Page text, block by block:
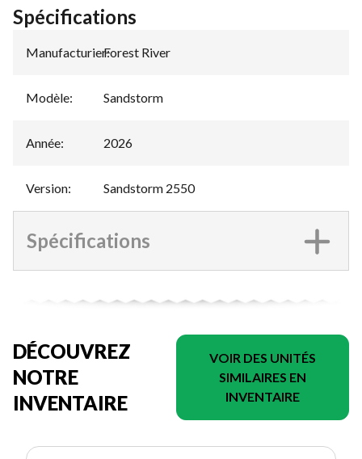
Spécifications
Manufacturier:
Forest River
Modèle: Sandstorm
Année: 2026
Version: Sandstorm 2550
Spécifications
DÉCOUVREZ
NOTRE
INVENTAIRE
VOIR DES UNITÉS
SIMILAIRES EN
INVENTAIRE